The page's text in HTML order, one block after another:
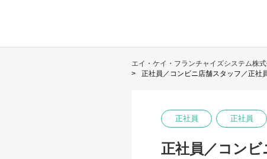
エイ・ケイ・フランチャイズシステム株
正社員／コンビニ店舗スタッフ／正
正社員 正社員
正社員／コンビ